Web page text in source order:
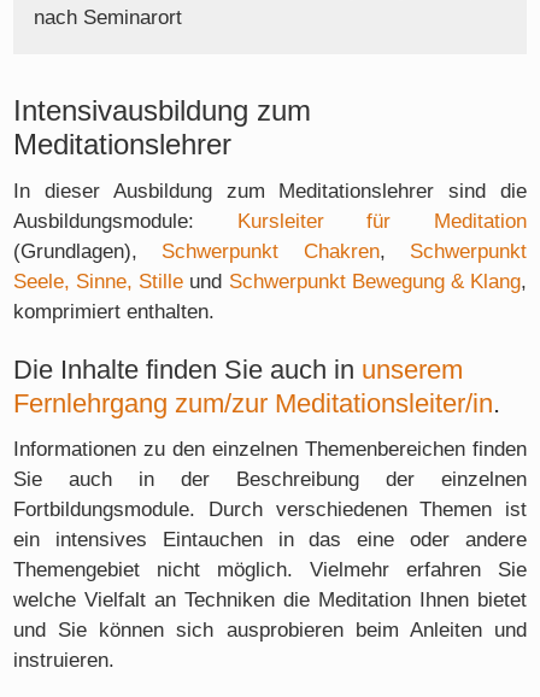
nach Seminarort
Intensivausbildung zum
Meditationslehrer
In dieser Ausbildung zum Meditationslehrer sind die
Ausbildungsmodule:
Kursleiter für Meditation
(Grundlagen), Schwerpunkt Chakren, Schwerpunkt
Seele, Sinne, Stille und Schwerpunkt Bewegung & Klang,
komprimiert enthalten.
Die Inhalte finden Sie auch in unserem
Fernlehrgang zum/zur Meditationsleiter/in.
Informationen zu den einzelnen Themenbereichen finden
Sie auch in der Beschreibung der einzelnen
Fortbildungsmodule. Durch verschiedenen Themen ist
ein intensives Eintauchen in das eine oder andere
Themengebiet nicht möglich. Vielmehr erfahren Sie
welche Vielfalt an Techniken die Meditation Ihnen bietet
und Sie können sich ausprobieren beim Anleiten und
instruieren.